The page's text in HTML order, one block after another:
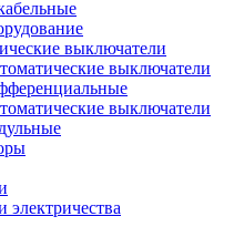
выключатели
выключатели
выключатели
электричества